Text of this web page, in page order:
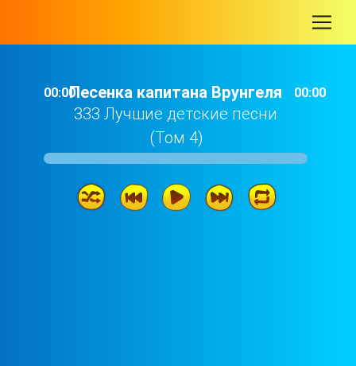
00:00Песенка капитана Врунгеля
333 Лучшие детские песни
(Том 4)
00:00